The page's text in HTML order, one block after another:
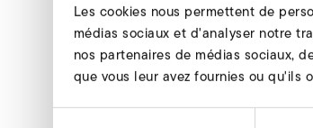
Les cookies nous permettent de
médias sociaux et d'analyser notre
nos partenaires de médias sociaux,
que vous leur avez fournies ou
Silencieux de tube,